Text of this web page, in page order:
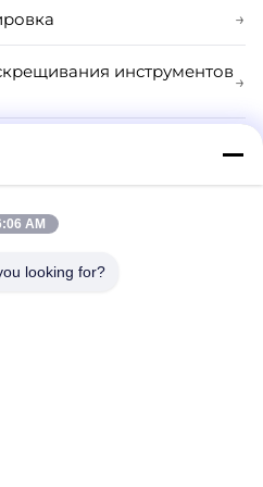
→
инструментов→
AM
looking for?